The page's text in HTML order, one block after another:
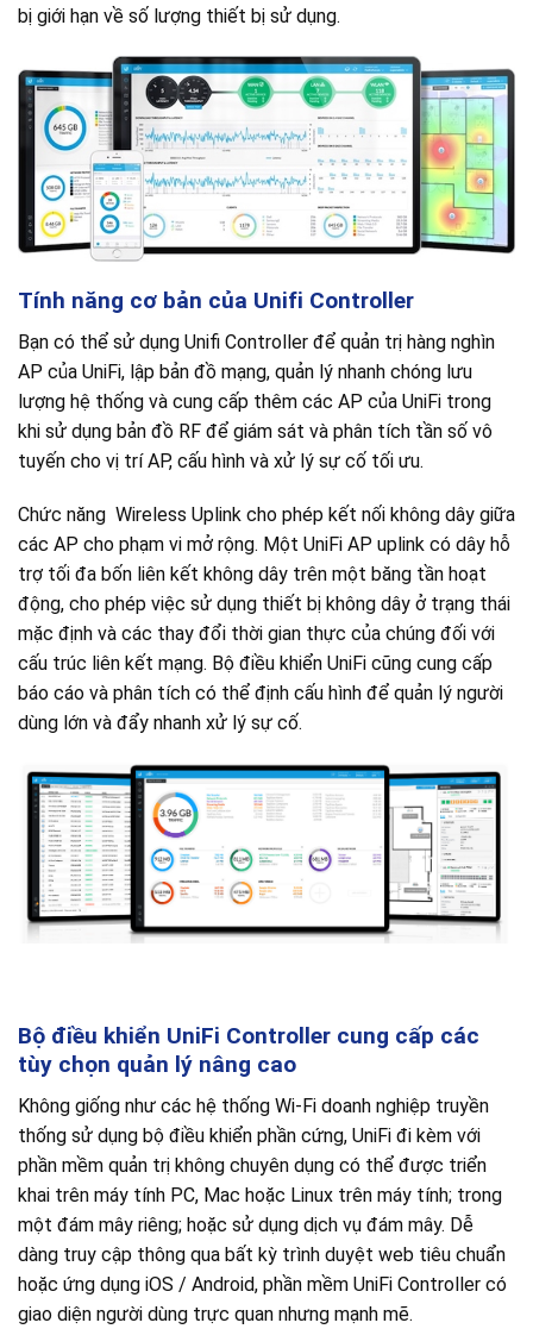
bị giới hạn về số lượng thiết bị sử dụng.
Tính năng cơ bản của Unifi Controller
Bạn có thể sử dụng Unifi Controller để quản trị hàng nghìn
AP của UniFi, lập bản đồ mạng, quản lý nhanh chóng lưu
lượng hệ thống và cung cấp thêm các AP của UniFi trong
khi sử dụng bản đồ RF để giám sát và phân tích tần số vô
tuyến cho vị trí AP, cấu hình và xử lý sự cố tối ưu.
Chức năng Wireless Uplink cho phép kết nối không dây giữa
các AP cho phạm vi mở rộng. Một UniFi AP uplink có dây hỗ
trợ tối đa bốn liên kết không dây trên một băng tần hoạt
động, cho phép việc sử dụng thiết bị không dây ở trạng thái
mặc định và các thay đổi thời gian thực của chúng đối với
cấu trúc liên kết mạng. Bộ điều khiển UniFi cũng cung cấp
báo cáo và phân tích có thể định cấu hình để quản lý người
dùng lớn và đẩy nhanh xử lý sự cố.
Bộ điều khiển UniFi Controller cung cấp các
tùy chọn quản lý nâng cao
Không giống như các hệ thống Wi-Fi doanh nghiệp truyền
thống sử dụng bộ điều khiển phần cứng, UniFi đi kèm với
phần mềm quản trị không chuyên dụng có thể được triển
khai trên máy tính PC, Mac hoặc Linux trên máy tính; trong
một đám mây riêng; hoặc sử dụng dịch vụ đám mây. Dễ
dàng truy cập thông qua bất kỳ trình duyệt web tiêu chuẩn
hoặc ứng dụng iOS / Android, phần mềm UniFi Controller có
giao diện người dùng trực quan nhưng mạnh mẽ.